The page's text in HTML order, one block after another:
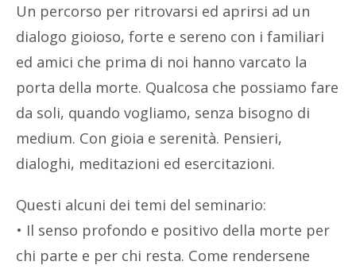
Un percorso per ritrovarsi ed aprirsi ad un
dialogo gioioso, forte e sereno con i familiari
ed amici che prima di noi hanno varcato la
porta della morte. Qualcosa che possiamo fare
da soli, quando vogliamo, senza bisogno di
medium. Con gioia e serenità. Pensieri,
dialoghi, meditazioni ed esercitazioni.
Questi alcuni dei temi del seminario:
• Il senso profondo e positivo della morte per
chi parte e per chi resta. Come rendersene